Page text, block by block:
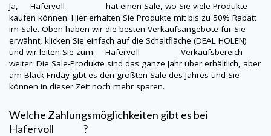
Ja, Hafervoll hat einen Sale, wo Sie viele Produkte
kaufen können. Hier erhalten Sie Produkte mit bis zu 50% Rabatt
im Sale. Oben haben wir die besten Verkaufsangebote für Sie
erwähnt, klicken Sie einfach auf die Schaltfläche (DEAL HOLEN)
und wir leiten Sie zum
Hafervoll
Verkaufsbereich
weiter. Die Sale-Produkte sind das ganze Jahr über erhältlich, aber
am Black Friday gibt es den größten Sale des Jahres und Sie
können in dieser Zeit noch mehr sparen.
Welche Zahlungsmöglichkeiten gibt es bei
Hafervoll ?